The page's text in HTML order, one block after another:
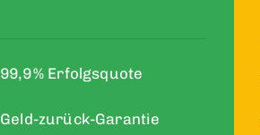
99,9 % Erfolgsquote
Geld-zurück-Garantie